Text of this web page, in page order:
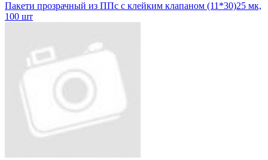
Пакети прозрачный из ППс с клейким клапаном (11*30)25 мк,
100 шт